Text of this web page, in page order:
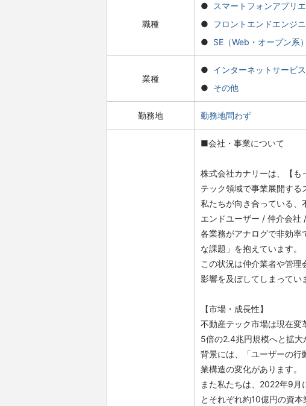
職種
スマートフォンアプリ
フロントエンドエンジ
SE（Web・オープン系）
業種
インターネットサービス
その他
勤務地 勤務地問わず
■会社・事業について
株式会社カナリーは、【も
テック領域で事業展開する
私たちが向き合っている、
エンドユーザー / 仲介会社
各業務がアナログで非効率
な課題」を抱えています。
この状況は仲介業者や管
影響を及ぼしてしまってい
【市場・成長性】
不動産テック市場は現在
5倍の2.4兆円規模へと拡
背景には、「ユーザーの行
業構造の変化があります。
また私たちは、2022年9
とそれぞれ約10億円の資